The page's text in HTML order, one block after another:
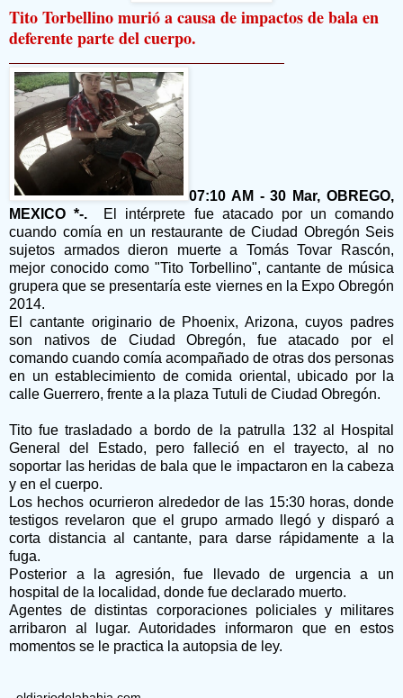
Tito Torbellino murió a causa de impactos de bala en
deferente parte del cuerpo.
07:10 AM - 30 Mar, OBREGO,
MEXICO *-.
El intérprete fue atacado por un comando
cuando comía en un restaurante de Ciudad Obregón Seis
sujetos armados dieron muerte a Tomás Tovar Rascón,
mejor conocido como "Tito Torbellino", cantante de música
grupera que se presentaría este viernes en la Expo Obregón
2014.
El cantante originario de Phoenix, Arizona, cuyos padres
son nativos de Ciudad Obregón, fue atacado por el
comando cuando comía acompañado de otras dos personas
en un establecimiento de comida oriental, ubicado por la
calle Guerrero, frente a la plaza Tutuli de Ciudad Obregón.
Tito fue trasladado a bordo de la patrulla 132 al Hospital
General del Estado, pero falleció en el trayecto, al no
soportar las heridas de bala que le impactaron en la cabeza
y en el cuerpo.
Los hechos ocurrieron alrededor de las 15:30 horas, donde
testigos revelaron que el grupo armado llegó y disparó a
corta distancia al cantante, para darse rápidamente a la
fuga.
Posterior a la agresión, fue llevado de urgencia a un
hospital de la localidad, donde fue declarado muerto.
Agentes de distintas corporaciones policiales y militares
arribaron al lugar. Autoridades informaron que en estos
momentos se le practica la autopsia de ley.